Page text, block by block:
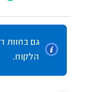
גם בחוות
הלקוח.